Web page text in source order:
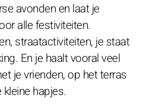
avonden en laat je
alle festiviteiten.
straatactiviteiten, je staat
En je haalt vooral veel
je vrienden, op het terras
hapjes.